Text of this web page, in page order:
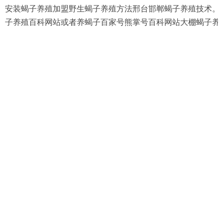
安装蝎子养殖加盟野生蝎子养殖方法邢台邯郸蝎子养殖技术
子养殖百科网站或者养蝎子百家号熊掌号百科网站大棚蝎子